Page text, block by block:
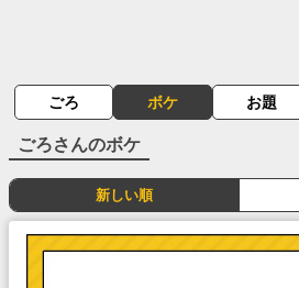
ごろ ボケ お題
ごろさんのボケ
新しい順